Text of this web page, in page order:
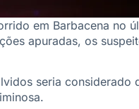
em Barbacena no
apuradas, os
seria considerado